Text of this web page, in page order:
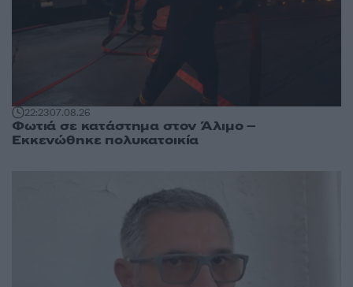
22:2307.08.26
Φωτιά σε κατάστημα στον Άλιμο –
Εκκενώθηκε πολυκατοικία